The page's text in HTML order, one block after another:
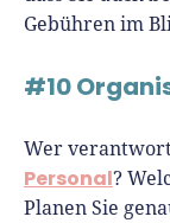
Gebühren im
#10
Wer
Personal?
Planen Sie